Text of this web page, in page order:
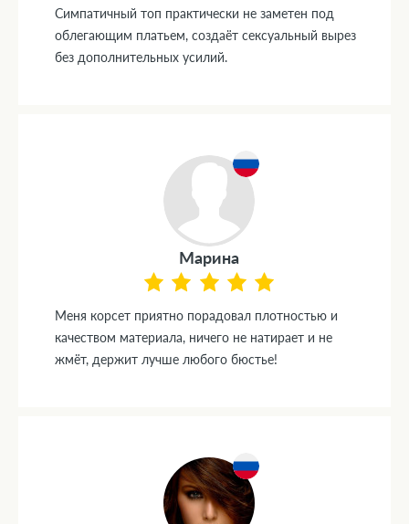
Симпатичный топ практически не заметен под
облегающим платьем, создаёт сексуальный вырез
без дополнительных усилий.
Марина
Меня корсет приятно порадовал плотностью и
качеством материала, ничего не натирает и не
жмёт, держит лучше любого бюстье!